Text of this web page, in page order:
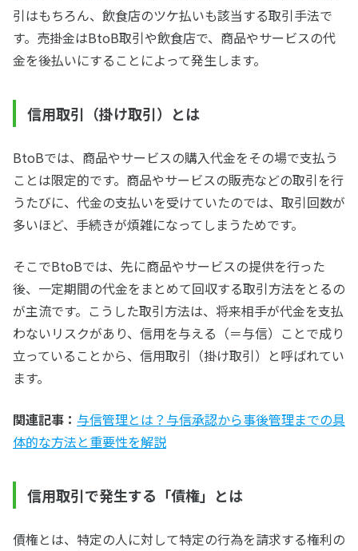
引はもちろん、飲食店のツケ払いも該当する取引手法で
す。売掛金はBtoB取引や飲食店で、商品やサービスの代
金を後払いにすることによって発生します。
信用取引（掛け取引）とは
BtoBでは、商品やサービスの購入代金をその場で支払う
ことは限定的です。商品やサービスの販売などの取引を行
うたびに、代金の支払いを受けていたのでは、取引回数が
多いほど、手続きが煩雑になってしまうためです。
そこでBtoBでは、先に商品やサービスの提供を行った
後、一定期間の代金をまとめて回収する取引方法をとるの
が主流です。こうした取引方法は、将来相手が代金を支払
わないリスクがあり、信用を与える（＝与信）ことで成り
立っていることから、信用取引（掛け取引）と呼ばれてい
ます。
関連記事： 与信管理とは？与信承認から事後管理までの具
体的な方法と重要性を解説
信用取引で発生する「債権」とは
債権とは、特定の人に対して特定の行為を請求する権利の